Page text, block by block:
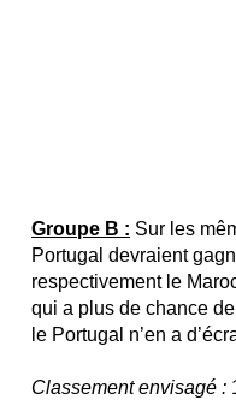
Groupe B : Sur les
Portugal devraient
respectivement le
qui a plus de chance
le Portugal n’en a
Classement envisagé :